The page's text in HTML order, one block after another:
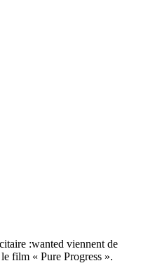
:wanted viennent de
film « Pure Progress ».